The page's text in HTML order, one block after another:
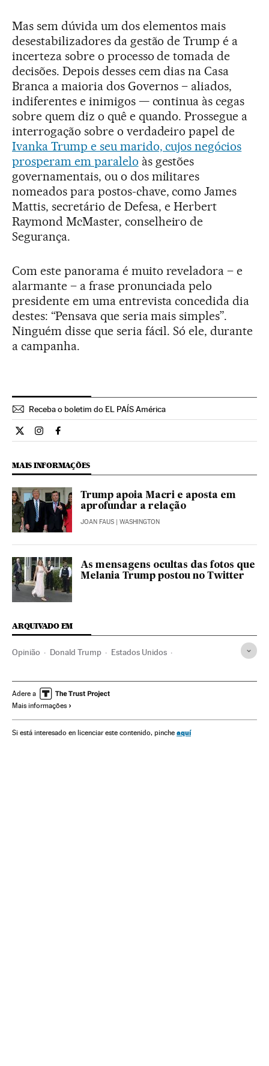
Mas sem dúvida um dos elementos mais
desestabilizadores da gestão de Trump é a
incerteza sobre o processo de tomada de
decisões. Depois desses cem dias na Casa
Branca a maioria dos Governos – aliados,
indiferentes e inimigos — continua às cegas
sobre quem diz o quê e quando. Prossegue a
interrogação sobre o verdadeiro papel de
Ivanka Trump e seu marido, cujos negócios
prosperam em paralelo às gestões
governamentais, ou o dos militares
nomeados para postos-chave, como James
Mattis, secretário de Defesa, e Herbert
Raymond McMaster, conselheiro de
Segurança.
Com este panorama é muito reveladora – e
alarmante – a frase pronunciada pelo
presidente em uma entrevista concedida dia
destes: “Pensava que seria mais simples”.
Ninguém disse que seria fácil. Só ele, durante
a campanha.
Receba o boletim do EL PAÍS América
Opiniao El País Brasil en Twitter
Opiniao El País Brasil en Instagram
Opiniao El País Brasil en Facebook
MAIS INFORMAÇÕES
Trump apoia Macri e aposta em
aprofundar a relação
JOAN FAUS | WASHINGTON
As mensagens ocultas das fotos que
Melania Trump postou no Twitter
ARQUIVADO EM
Opinião Donald Trump Estados Unidos
Sally Yates
Adere a
Mais informações
Si está interesado en licenciar este contenido, pinche aquí